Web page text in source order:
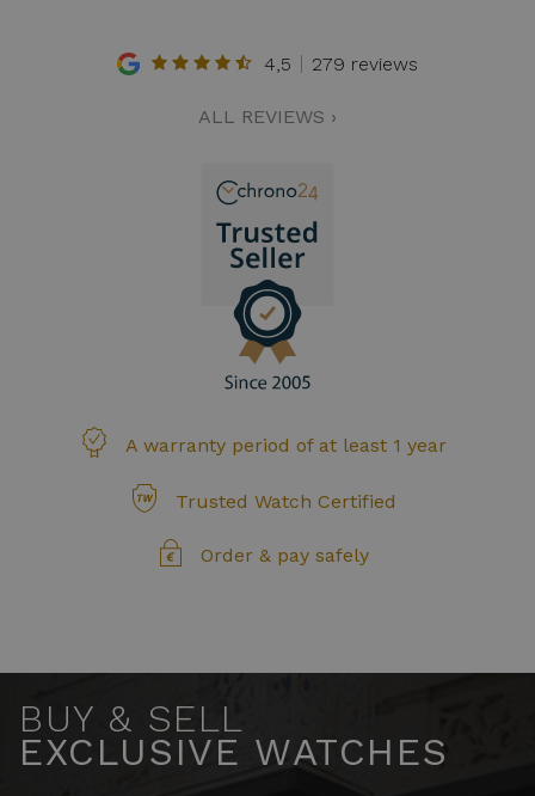
4,5 279 reviews
ALL REVIEWS ›
A warranty period of at least 1 year
Trusted Watch Certified
Order & pay safely
BUY & SELL
EXCLUSIVE WATCHES